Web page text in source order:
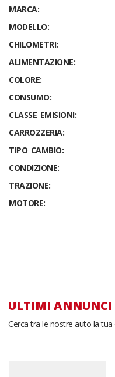
MARCA:
MODELLO:
CHILOMETRI:
ALIMENTAZIONE:
COLORE:
CONSUMO:
CLASSE EMISIONI:
CARROZZERIA:
TIPO CAMBIO:
CONDIZIONE:
TRAZIONE:
MOTORE:
ULTIMI ANNUNCI
Cerca tra le nostre auto la tua